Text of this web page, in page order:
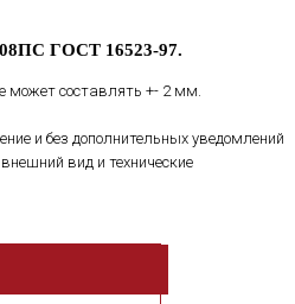
08ПС ГОСТ 16523-97.
может составлять +- 2 мм.
и без дополнительных уведомлений
вид и технические